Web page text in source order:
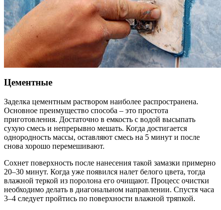
Цементные
Заделка цементным раствором наиболее распространена.
Основное преимущество способа – это простота
приготовления. Достаточно в емкость с водой высыпать
сухую смесь и непрерывно мешать. Когда достигается
однородность массы, оставляют смесь на 5 минут и после
снова хорошо перемешивают.
Сохнет поверхность после нанесения такой замазки примерно
20–30 минут. Когда уже появился налет белого цвета, тогда
влажной теркой из поролона его очищают. Процесс очистки
необходимо делать в диагональном направлении. Спустя часа
3–4 следует пройтись по поверхности влажной тряпкой.